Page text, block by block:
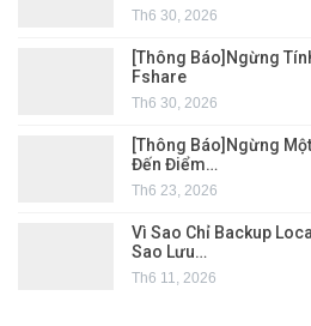
Th6 30, 2026
[Thông Báo]Ngừng
Fshare
Th6 30, 2026
[Thông Báo]Ngừng
Đến Điểm…
Th6 23, 2026
Vì Sao Chỉ Backup
Sao Lưu…
Th6 11, 2026